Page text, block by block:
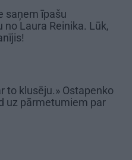
saņem īpašu
Laura Reinika. Lūk,
to klusēju.» Ostapenko
uz pārmetumiem par